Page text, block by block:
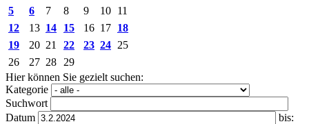
5
6 7 8 9 10 11
12
13 14 15 16 17 18
19
20 21 22 23 24 25
26
27 28
29
Hier können Sie gezielt suchen:
Kategorie
Suchwort
Datum
bis: